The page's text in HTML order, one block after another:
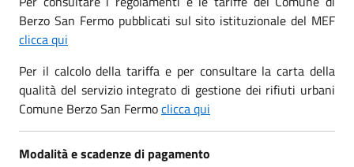
Berzo San Fermo pubblicati sul sito istituzionale del MEF
clicca qui
Per il calcolo della tariffa e per consultare la carta della
qualità del servizio integrato di gestione dei rifiuti urbani
Comune Berzo San Fermoclicca qui
Modalità e scadenze di pagamento